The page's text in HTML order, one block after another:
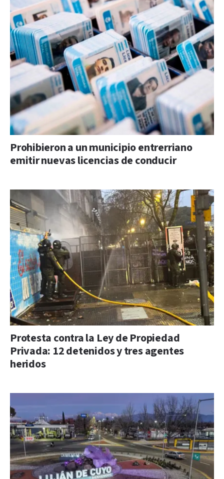
Prohibieron a un municipio entrerriano
emitir nuevas licencias de conducir
Protesta contra la Ley de Propiedad
Privada: 12 detenidos y tres agentes
heridos